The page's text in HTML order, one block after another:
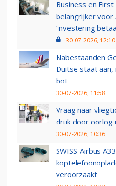
Business en
belangrijker voor
‘investering
30-07-2026, 12:10
Nabestaanden
Duitse staat aan,
bot
30-07-2026, 11:58
Vraag naar
druk door oorlog
30-07-2026, 10:36
SWISS-Airbus
veroorzaakt